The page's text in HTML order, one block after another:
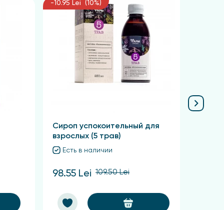
-10.95 Lei (10%)
Сироп успокоительный для
взрослых (5 трав)
Есть в наличии
98.55 Lei 109.50 Lei